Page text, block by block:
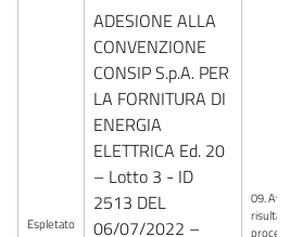
Espletato
ADESIONE ALLA
CONVENZIONE
CONSIP S.p.A. PER
LA FORNITURA DI
ENERGIA
ELETTRICA Ed. 20
– Lotto 3 - ID
2513 DEL
06/07/2022 –
09.
risultati